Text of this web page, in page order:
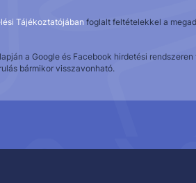
Tájékoztatójában foglalt feltételekkel a
a Google és Facebook hirdetési
bármikor visszavonható.